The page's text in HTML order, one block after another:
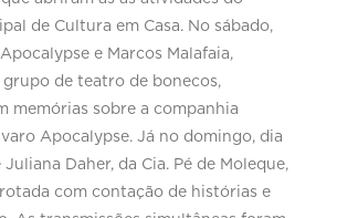
de Cultura em Casa. No sábado,
e Marcos Malafaia,
de teatro de bonecos,
memórias sobre a companhia
Apocalypse. Já no domingo, dia
Juliana Daher, da Cia. Pé de Moleque,
com contação de histórias e